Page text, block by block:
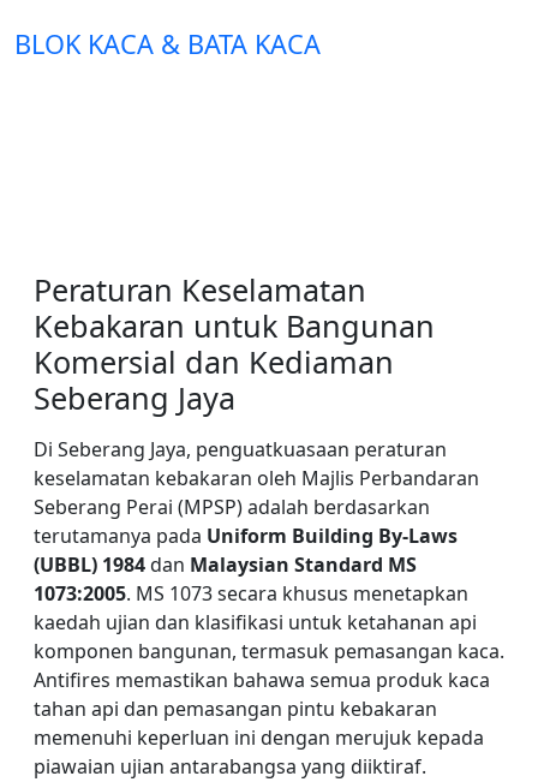
BLOK KACA & BATA KACA
Peraturan Keselamatan
Kebakaran untuk Bangunan
Komersial dan Kediaman
Seberang Jaya
Di Seberang Jaya, penguatkuasaan peraturan
keselamatan kebakaran oleh Majlis Perbandaran
Seberang Perai (MPSP) adalah berdasarkan
terutamanya pada Uniform Building By-Laws
(UBBL) 1984dan Malaysian Standard MS
1073:2005. MS 1073 secara khusus menetapkan
kaedah ujian dan klasifikasi untuk ketahanan api
komponen bangunan, termasuk pemasangan kaca.
Antifires memastikan bahawa semua produk kaca
tahan api dan pemasangan pintu kebakaran
memenuhi keperluan ini dengan merujuk kepada
piawaian ujian antarabangsa yang diiktiraf.